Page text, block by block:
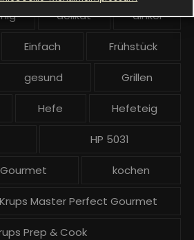
delikat dinkel
Einfach Frühstück
gesund Grillen
Hefe Hefeteig
HP 5031
kochen
Krups Master Perfect Gourmet
Prep & Cook